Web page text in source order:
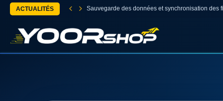
ACTUALITÉS Sauvegarde des données et synchronisation des